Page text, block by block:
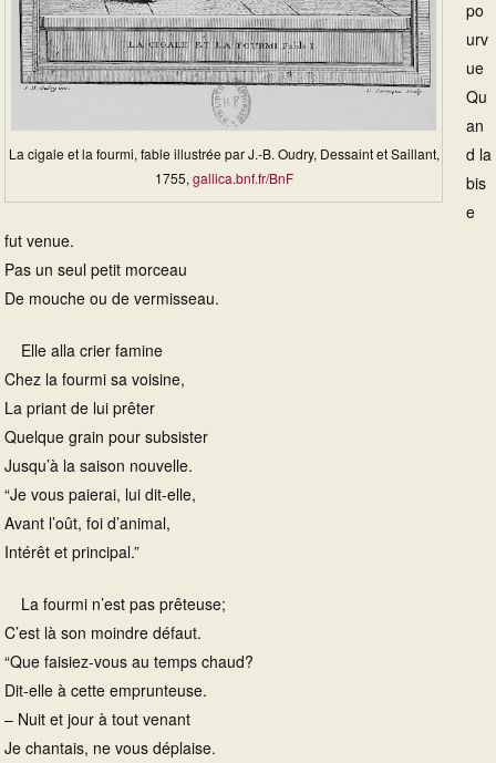
La cigale et la fourmi, fable illustrée par J.-B. Oudry, Dessaint et Saillant,
1755, gallica.bnf.fr/BnF
po
urv
ue
Qu
an
d la
bis
e
fut venue.
Pas un seul petit morceau
De mouche ou de vermisseau.
Elle alla crier famine
Chez la fourmi sa voisine,
La priant de lui prêter
Quelque grain pour subsister
Jusqu’à la saison nouvelle.
“Je vous paierai, lui dit-elle,
Avant l’oût, foi d’animal,
Intérêt et principal.”
La fourmi n’est pas prêteuse;
C’est là son moindre défaut.
“Que faisiez-vous au temps chaud?
Dit-elle à cette emprunteuse.
– Nuit et jour à tout venant
Je chantais, ne vous déplaise.